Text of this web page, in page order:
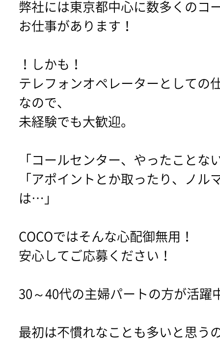
弊社には東京都中心に数多くのコ
お仕事があります！
！しかも！
テレフォンオペレーターとしての
なので、
未経験でも大歓迎。
「コールセンター、やったことな
「アポイントとか取ったり、ノル
は…」
COCOではそんな心配御無用！
安心してご応募ください！
30～40代の主婦パートの方が活躍
最初は不慣れなことも多いと思う